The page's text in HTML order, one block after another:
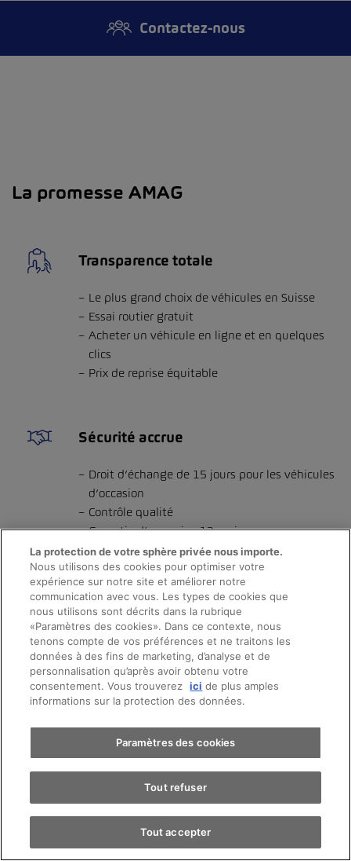
Contactez-nous
La promesse AMAG
Transparence totale
Le plus grand choix de véhicules en Suisse
Essai routier gratuit
Acheter un véhicule en ligne et en quelques
clics
Prix de reprise équitable
Sécurité accrue
Droit d’échange de 15 jours pour les véhicules
d’occasion
Contrôle qualité
Garantie d’au moins 12 mois
L’assurance mobilité Totalmobil
Service optimal
Dépannage 24h
Service de qualité hors pair
Financement attrayant
Des assurances individuelles
Prendre rendez-vous
Essai sur route
Trouver une voiture
La protection de votre sphère privée nous importe.
Nous utilisons des cookies pour optimiser votre
expérience sur notre site et améliorer notre
communication avec vous. Les types de cookies que
nous utilisons sont décrits dans la rubrique
«Paramètres des cookies». Dans ce contexte, nous
tenons compte de vos préférences et ne traitons les
données à des fins de marketing, d’analyse et de
personnalisation qu’après avoir obtenu votre
consentement. Vous trouverez ici de plus amples
informations sur la protection des données.
Paramètres des cookies
Tout refuser
Tout accepter